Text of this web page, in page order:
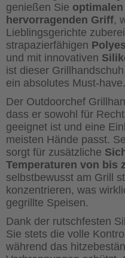
genießen Sie
hervorragenden Griff,
Lieblingsgerichte
strapazierfähigen
und mit innovativen
ist dieser
ein absolutes Must-have.
Der Outdoorchef
dass er sowohl für
geeignet ist und eine
meisten Hände passt.
sorgt für zusätzliche
Temperaturen von bis
selbstbewusst am Grill
konzentrieren, was
gegrillte Speisen.
Dank der rutschfesten
Sie stets die volle
während das